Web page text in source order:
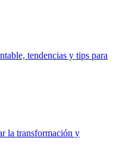
tendencias y tips para
la transformación y